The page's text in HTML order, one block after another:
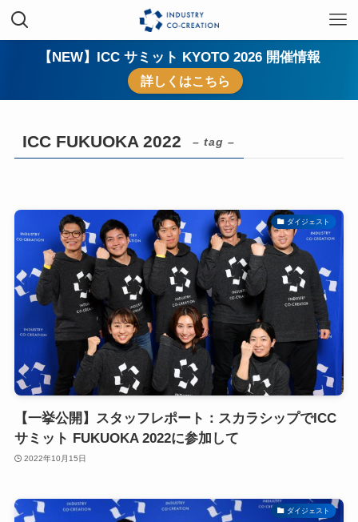
【NEW】ICC サミット KYOTO 2026 開催情報
詳しくはこちら
ICC FUKUOKA 2022 – tag –
ダイジェスト
【一挙公開】スタッフレポート：スカラシップでICC
サミット FUKUOKA 2022に参加して
2022年10月15日
ダイジェスト